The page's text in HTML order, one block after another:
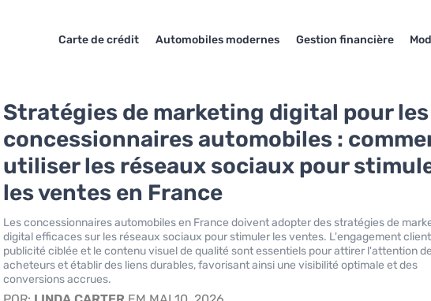
Carte de crédit Automobiles modernes Gestion financière
Stratégies de marketing digital pour les
concessionnaires automobiles :
utiliser les réseaux sociaux pour
les ventes en France
Les concessionnaires automobiles en France doivent adopter des stratégies de
digital efficaces sur les réseaux sociaux pour stimuler les ventes. L'engagement
publicité ciblée et le contenu visuel de qualité sont essentiels pour attirer l'attention
acheteurs et établir des liens durables, favorisant ainsi une visibilité optimale et des
conversions accrues.